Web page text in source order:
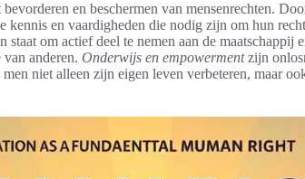
en beschermen van mensenrechten.
kennis en vaardigheden die nodig zijn om hun
om actief deel te nemen aan de maatschappij
anderen. Onderwijs en empowermentzijn
niet alleen zijn eigen leven verbeteren, maar